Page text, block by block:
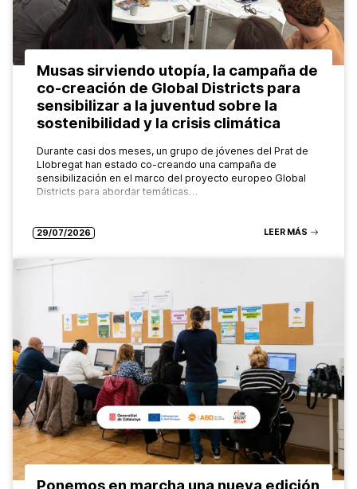
Musas sirviendo utopía, la campaña de
co-creación de Global Districts para
sensibilizar a la juventud sobre la
sostenibilidad y la crisis climática
Durante casi dos meses, un grupo de jóvenes del Prat de
Llobregat han estado co-creando una campaña de
sensibilización en el marco del proyecto europeo Global
Districts para abordar temáticas…
29/07/2026 LEER MÁS
Ponemos en marcha una nueva edición